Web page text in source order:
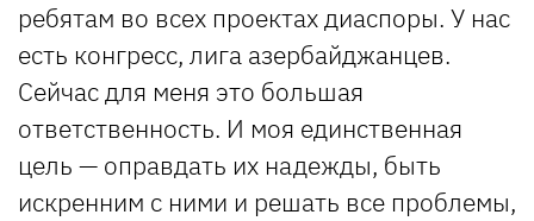
ребятам во всех проектах диаспоры. У нас
есть конгресс, лига азербайджанцев.
Сейчас для меня это большая
ответственность. И моя единственная
цель — оправдать их надежды, быть
искренним с ними и решать все проблемы,